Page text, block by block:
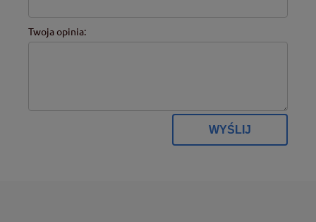
Twoja opinia:
WYŚLIJ